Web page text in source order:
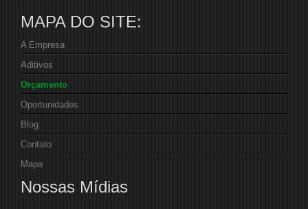
MAPA DO SITE:
A Empresa
Aditivos
Orçamento
Oportunidades
Blog
Contato
Mapa
Nossas Mídias